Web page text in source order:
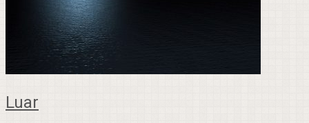
Luar